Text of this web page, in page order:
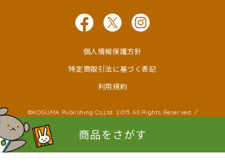
個人情報保護方針
特定商取引法に基づく表記
利用規約
©KOGUMA Publishing Co,Ltd. 2015 All Rights Reserved. /
©Kayako Nishimaki ©Taro Miura